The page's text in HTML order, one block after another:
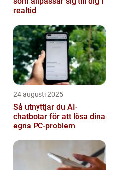
realtid
24 augusti 2025
Så utnyttjar du AI-
chatbotar för att lösa dina
egna PC-problem